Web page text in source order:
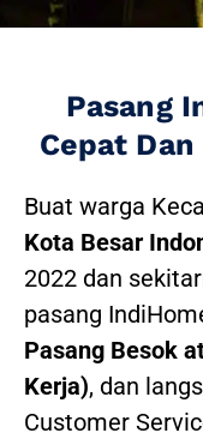
Pasang
Cepat
Buat warga
Kota Besar
2022 dan
pasang
Pasang Besok
Kerja), dan
Customer